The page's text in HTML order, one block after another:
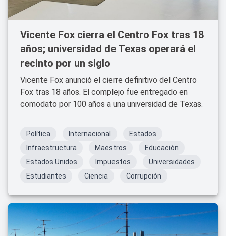
Vicente Fox cierra el Centro Fox tras 18
años; universidad de Texas operará el
recinto por un siglo
Vicente Fox anunció el cierre definitivo del Centro
Fox tras 18 años. El complejo fue entregado en
comodato por 100 años a una universidad de Texas.
Política Internacional
Estados
Infraestructura
Maestros
Educación
Estados Unidos
Impuestos
Universidades
Estudiantes
Ciencia Corrupción